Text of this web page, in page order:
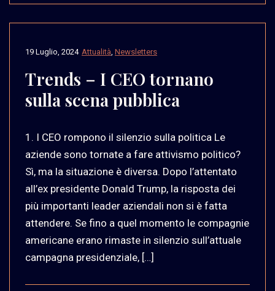
Attualità Newsletters
19 Luglio, 2024
Trends – I CEO tornano
sulla scena pubblica
1. I CEO rompono il silenzio sulla politica Le
aziende sono tornate a fare attivismo politico?
Sì, ma la situazione è diversa. Dopo l’attentato
all’ex presidente Donald Trump, la risposta dei
più importanti leader aziendali non si è fatta
attendere. Se fino a quel momento le compagnie
americane erano rimaste in silenzio sull’attuale
campagna presidenziale, […]